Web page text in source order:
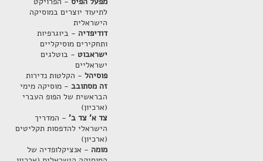
לתיעוד יוצרים במוסיקה
הישראלית
דודיפדיה - ביוגרפיות
ותחקירים מוסיקליים
ישראבוט - בוטלגים
ישראליים
פוסיהל- הקלטות נדירות
זה מסתובב- מוסיקה מימי
הבראשית של הפופ העברי
(ארכיון)
צד א' צד ב'- המדריך
הישראלי להדפסות תקליטים
(ארכיון)
מומה - אנציקלופדיה של